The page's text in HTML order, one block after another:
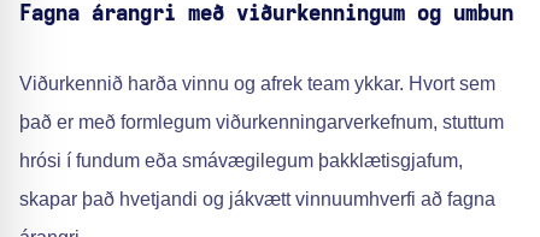
Fagna árangri með viðurkenningum og umbun
Viðurkennið harða vinnu og afrek team ykkar. Hvort sem
það er með formlegum viðurkenningarverkefnum, stuttum
hrósi í fundum eða smávægilegum þakklætisgjafum,
skapar það hvetjandi og jákvætt vinnuumhverfi að fagna